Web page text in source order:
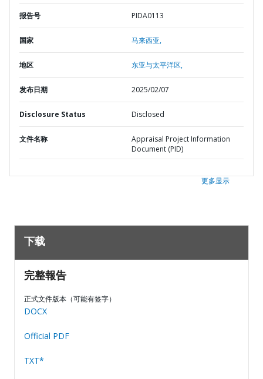
报告号 PIDA0113
国家 马来西亚,
地区 东亚与太平洋区,
发布日期 2025/02/07
Disclosure Status Disclosed
文件名称
Appraisal Project Information
Document (PID)
更多显示
下载
完整報告
正式文件版本（可能有签字）
DOCX
Official PDF
TXT*